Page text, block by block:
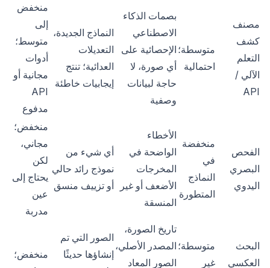
مصنف
كشف
التعلم
الآلي /
API
متوسطة؛
احتمالية
بصمات الذكاء
الاصطناعي
الإحصائية على
أي صورة، لا
حاجة لبيانات
وصفية
النماذج الجديدة،
التعديلات
العدائية؛ تنتج
إيجابيات خاطئة
منخفض
إلى
متوسط؛
أدوات
مجانية أو
API
مدفوع
الفحص
البصري
اليدوي
منخفضة
في
النماذج
المتطورة
الأخطاء
الواضحة في
المخرجات
الأضعف أو غير
المنسقة
أي شيء من
نموذج رائد حالي
أو تزييف منسق
منخفض؛
مجاني،
لكن
يحتاج إلى
عين
مدربة
البحث
العكسي
متوسطة؛
غير
تاريخ الصورة،
المصدر الأصلي،
الصور المعاد
الصور التي تم
إنشاؤها حديثًا
منخفض؛